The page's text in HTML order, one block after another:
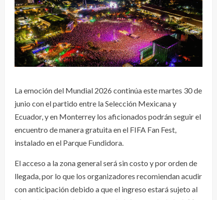
La emoción del Mundial 2026 continúa este martes 30 de
junio con el partido entre la Selección Mexicana y
Ecuador, y en Monterrey los aficionados podrán seguir el
encuentro de manera gratuita en el FIFA Fan Fest,
instalado en el Parque Fundidora.
El acceso a la zona general será sin costo y por orden de
llegada, por lo que los organizadores recomiendan acudir
con anticipación debido a que el ingreso estará sujeto al